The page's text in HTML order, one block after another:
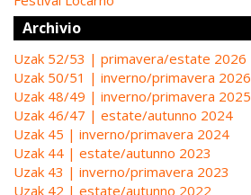
Archivio
Uzak 52/53 | primavera/estate 2026
Uzak 50/51 | inverno/primavera 2026
Uzak 48/49 | inverno/primavera 2025
Uzak 46/47 | estate/autunno 2024
Uzak 45 | inverno/primavera 2024
Uzak 44 | estate/autunno 2023
Uzak 43 | inverno/primavera 2023
Uzak 42 | estate/autunno 2022